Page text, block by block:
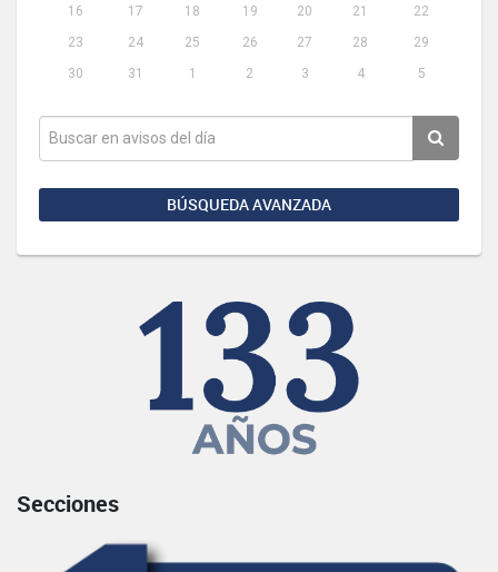
16
17 18 19 20 21
22
23
24 25 26 27 28
29
30
31 1 2 3 4 5
BÚSQUEDA AVANZADA
Secciones